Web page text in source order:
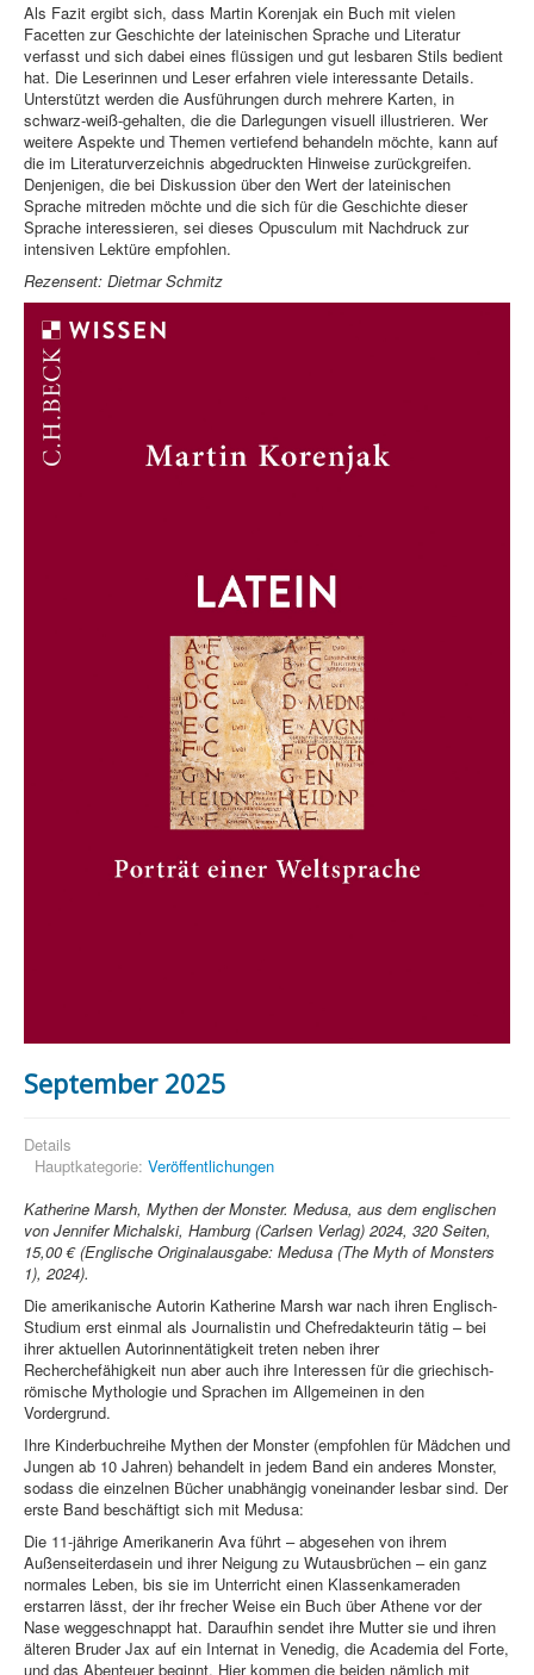
Als Fazit ergibt sich, dass Martin Korenjak ein Buch mit vielen
Facetten zur Geschichte der lateinischen Sprache und Literatur
verfasst und sich dabei eines flüssigen und gut lesbaren Stils bedient
hat. Die Leserinnen und Leser erfahren viele interessante Details.
Unterstützt werden die Ausführungen durch mehrere Karten, in
schwarz-weiß-gehalten, die die Darlegungen visuell illustrieren. Wer
weitere Aspekte und Themen vertiefend behandeln möchte, kann auf
die im Literaturverzeichnis abgedruckten Hinweise zurückgreifen.
Denjenigen, die bei Diskussion über den Wert der lateinischen
Sprache mitreden möchte und die sich für die Geschichte dieser
Sprache interessieren, sei dieses Opusculum mit Nachdruck zur
intensiven Lektüre empfohlen.
Rezensent: Dietmar Schmitz
September 2025
Details
Hauptkategorie: Veröffentlichungen
Katherine Marsh, Mythen der Monster. Medusa, aus dem englischen
von Jennifer Michalski, Hamburg (Carlsen Verlag) 2024, 320 Seiten,
15,00 € (Englische Originalausgabe: Medusa (The Myth of Monsters
1), 2024).
Die amerikanische Autorin Katherine Marsh war nach ihren Englisch-
Studium erst einmal als Journalistin und Chefredakteurin tätig – bei
ihrer aktuellen Autorinnentätigkeit treten neben ihrer
Recherchefähigkeit nun aber auch ihre Interessen für die griechisch-
römische Mythologie und Sprachen im Allgemeinen in den
Vordergrund.
Ihre Kinderbuchreihe Mythen der Monster (empfohlen für Mädchen und
Jungen ab 10 Jahren) behandelt in jedem Band ein anderes Monster,
sodass die einzelnen Bücher unabhängig voneinander lesbar sind. Der
erste Band beschäftigt sich mit Medusa:
Die 11-jährige Amerikanerin Ava führt – abgesehen von ihrem
Außenseiterdasein und ihrer Neigung zu Wutausbrüchen – ein ganz
normales Leben, bis sie im Unterricht einen Klassenkameraden
erstarren lässt, der ihr frecher Weise ein Buch über Athene vor der
Nase weggeschnappt hat. Daraufhin sendet ihre Mutter sie und ihren
älteren Bruder Jax auf ein Internat in Venedig, die Academia del Forte,
und das Abenteuer beginnt. Hier kommen die beiden nämlich mit